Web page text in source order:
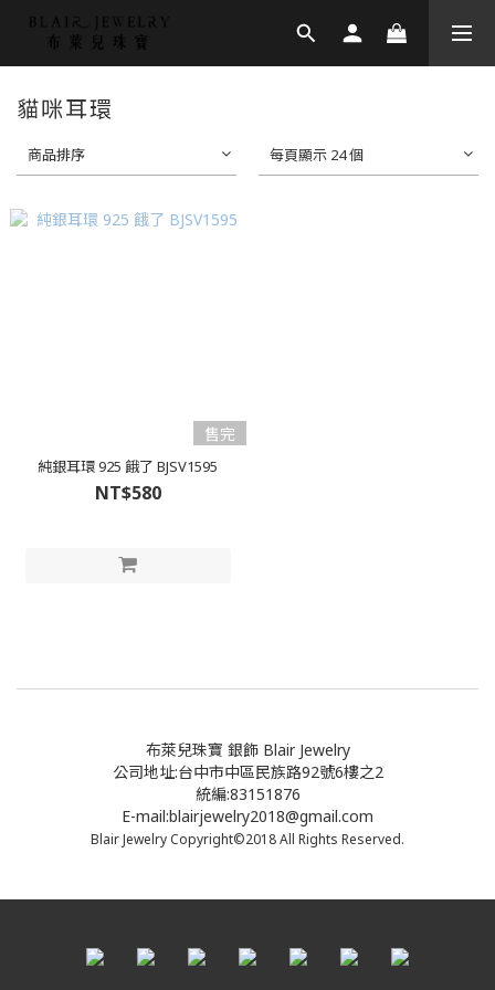
貓咪耳環
商品排序 每頁顯示 24 個
售完
純銀耳環 925 餓了 BJSV1595
NT$580
布萊兒珠寶 銀飾 Blair Jewelry
公司地址:台中市中區民族路92號6樓之2
統編:83151876
E-mail:blairjewelry2018@gmail.com
Blair Jewelry Copyright©2018 All Rights Reserved.